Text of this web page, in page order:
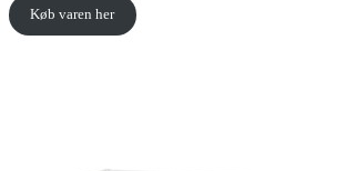
Køb varen her